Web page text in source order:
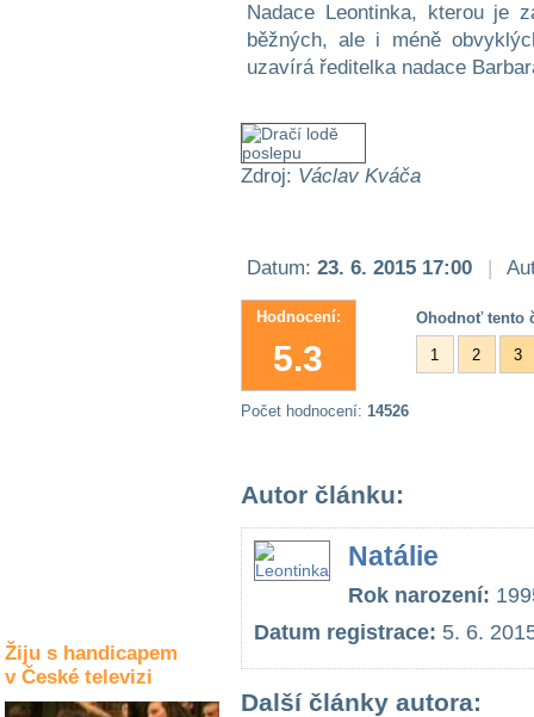
Žiju s handicapem
v České televizi
Nadace Leontinka, kterou je
běžných, ale i méně
uzavírá ředitelka nadace
Zdroj: Václav Kváča
Datum: 23. 6. 2015 17:00 |
Hodnocení:
5.3
Ohodnoť tento
1 2 3
Počet hodnocení: 14526
Autor článku:
Natálie
Rok narození:
Datum registrace: 5. 6.
Další články autora: